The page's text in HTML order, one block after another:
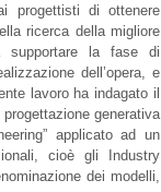
progettisti di ottenere
ricerca della migliore
la fase di
dell’opera, e
lavoro ha indagato il
generativa
applicato ad un
cioè gli Industry
dei modelli,